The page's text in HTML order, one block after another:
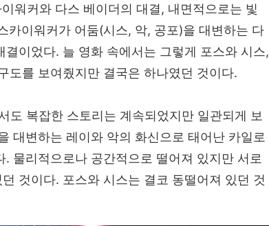
워커와 다스 베이더의 대결 , 내면적으로는 빛
카이워커가 어둠(시스, 악, 공포)을 대변하는 다
결이었다. 늘 영화 속에서는 그렇게 포스와 시스,
도를 보여줬지만 결국은 하나였던 것이다.
도 복잡한 스토리는 계속되었지만 일관되게 보
대변하는 레이와 악의 화신으로 태어난 카일로
. 물리적으로나 공간적으로 떨어져 있지만 서로
것이다. 포스와 시스는 결코 동떨어져 있던 것